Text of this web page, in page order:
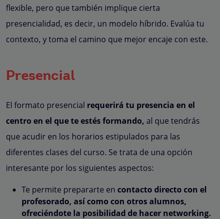
flexible, pero que también implique cierta
presencialidad, es decir, un modelo híbrido. Evalúa tu
contexto, y toma el camino que mejor encaje con este.
Presencial
El formato presencial requerirá tu presencia en el
centro en el que te estés formando, al que tendrás
que acudir en los horarios estipulados para las
diferentes clases del curso. Se trata de una opción
interesante por los siguientes aspectos:
Te permite prepararte en contacto directo con el
profesorado, así como con otros alumnos,
ofreciéndote la posibilidad de hacer networking.